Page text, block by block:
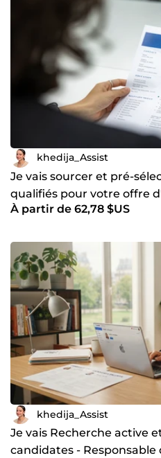
khedija_Assist
Je vais sourcer et pré-
qualifiés pour votre offre
À partir de 62,78 $US
khedija_Assist
Je vais Recherche active
candidates -